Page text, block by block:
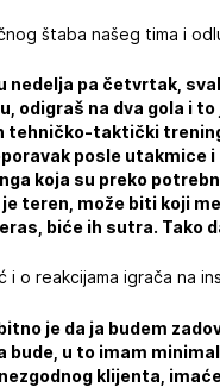
štaba našeg tima i
nedelja pa četvrtak,
odigraš na dva gola i
tehničko-taktički
posle utakmice
koja su preko
je teren, može biti koji
biće ih sutra. Tako
i o reakcijama igrača na
je da ja budem
bude, u to imam
klijenta,